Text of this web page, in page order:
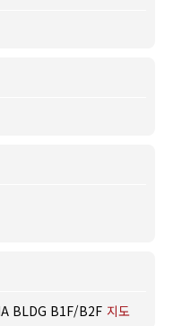
BLDG B1F/B2F 지도